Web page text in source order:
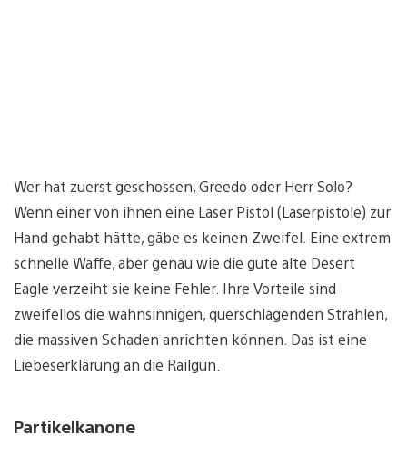
Wer hat zuerst geschossen, Greedo oder Herr Solo?
Wenn einer von ihnen eine Laser Pistol (Laserpistole) zur
Hand gehabt hätte, gäbe es keinen Zweifel. Eine extrem
schnelle Waffe, aber genau wie die gute alte Desert
Eagle verzeiht sie keine Fehler. Ihre Vorteile sind
zweifellos die wahnsinnigen, querschlagenden Strahlen,
die massiven Schaden anrichten können. Das ist eine
Liebeserklärung an die Railgun.
Partikelkanone